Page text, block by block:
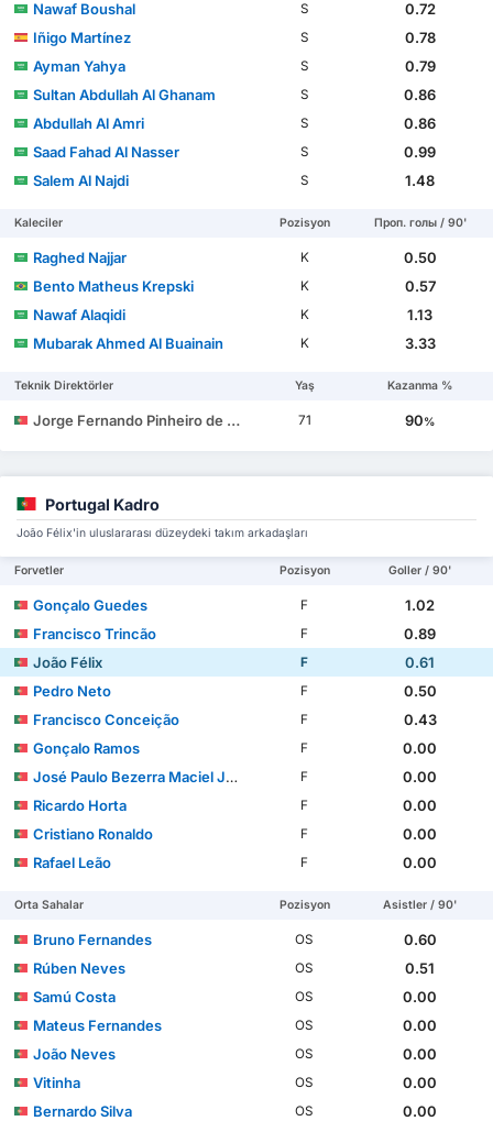
Nawaf Boushal S
0.72
Iñigo Martínez
S
0.78
Ayman Yahya
S
0.79
Sultan Abdullah Al Ghanam
S
0.86
Abdullah Al Amri
S
0.86
Saad Fahad Al Nasser
S
0.99
Salem Al Najdi
S 1.48
Kaleciler Pozisyon Проп. голы / 90'
Raghed Najjar K
0.50
Bento Matheus Krepski
K
0.57
Nawaf Alaqidi
K
1.13
Mubarak Ahmed Al Buainain
K 3.33
Teknik Direktörler Yaş Kazanma %
Jorge Fernando Pinheiro de Jesus 71 90%
Portugal Kadro
João Félix'in uluslararası düzeydeki takım arkadaşları
Forvetler Pozisyon Goller / 90'
Gonçalo Guedes F
1.02
Francisco Trincão
F
0.89
João Félix
F
0.61
Pedro Neto
F
0.50
Francisco Conceição
F
0.43
Gonçalo Ramos
F
0.00
José Paulo Bezerra Maciel Júnior
F
0.00
Ricardo Horta
F
0.00
Cristiano Ronaldo
F
0.00
Rafael Leão
F 0.00
Orta Sahalar Pozisyon Asistler / 90'
Bruno Fernandes OS
0.60
Rúben Neves
OS
0.51
Samú Costa
OS
0.00
Mateus Fernandes
OS
0.00
João Neves
OS
0.00
Vitinha
OS
0.00
Bernardo Silva
OS 0.00